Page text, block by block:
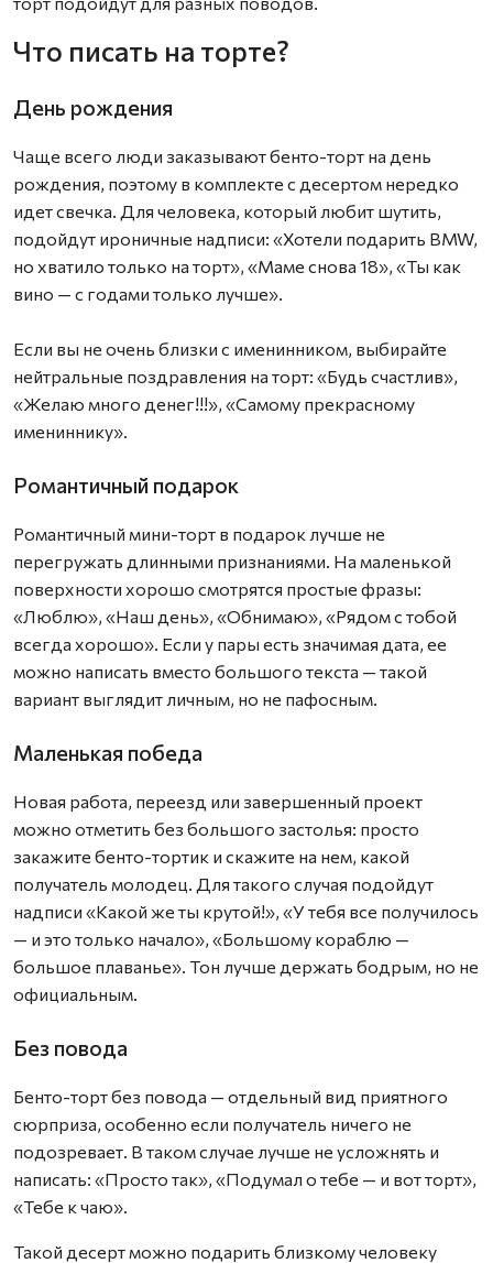
Что писать на торте?
День рождения
Чаще всего люди заказывают бенто-торт на день
рождения, поэтому в комплекте с десертом нередко
идет свечка. Для человека, который любит шутить,
подойдут ироничные надписи: «Хотели подарить BMW,
но хватило только на торт», «Маме снова 18», «Ты как
вино — с годами только лучше».
Если вы не очень близки с именинником, выбирайте
нейтральные поздравления на торт: «Будь счастлив»,
«Желаю много денег!!!», «Самому прекрасному
имениннику».
Романтичный подарок
Романтичный мини-торт в подарок лучше не
перегружать длинными признаниями. На маленькой
поверхности хорошо смотрятся простые фразы:
«Люблю», «Наш день», «Обнимаю», «Рядом с тобой
всегда хорошо». Если у пары есть значимая дата, ее
можно написать вместо большого текста — такой
вариант выглядит личным, но не пафосным.
Маленькая победа
Новая работа, переезд или завершенный проект
можно отметить без большого застолья: просто
закажите бенто-тортик и скажите на нем, какой
получатель молодец. Для такого случая подойдут
надписи «Какой же ты крутой!», «У тебя все получилось
— и это только начало», «Большому кораблю —
большое плаванье». Тон лучше держать бодрым, но не
официальным.
Без повода
Бенто-торт без повода — отдельный вид приятного
сюрприза, особенно если получатель ничего не
подозревает. В таком случае лучше не усложнять и
написать: «Просто так», «Подумал о тебе — и вот торт»,
«Тебе к чаю».
Такой десерт можно подарить близкому человеку